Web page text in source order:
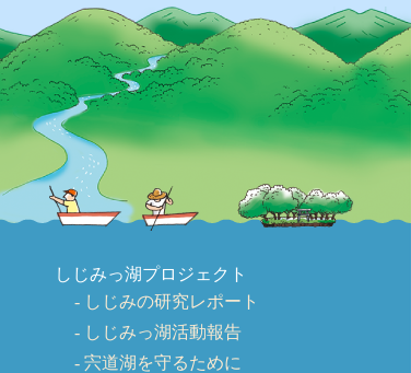
しじみっ湖プロジェクト
しじみの研究レポート
しじみっ湖活動報告
宍道湖を守るために